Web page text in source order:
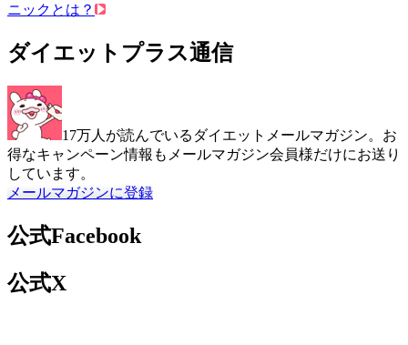
ニックとは？
ダイエットプラス通信
17万人が読んでいるダイエットメールマガジン。お
得なキャンペーン情報もメールマガジン会員様だけにお送り
しています。
メールマガジンに登録
公式Facebook
公式X